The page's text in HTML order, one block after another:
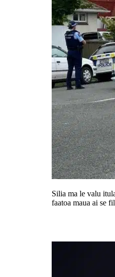
Silia ma le valu
faatoa maua ai se